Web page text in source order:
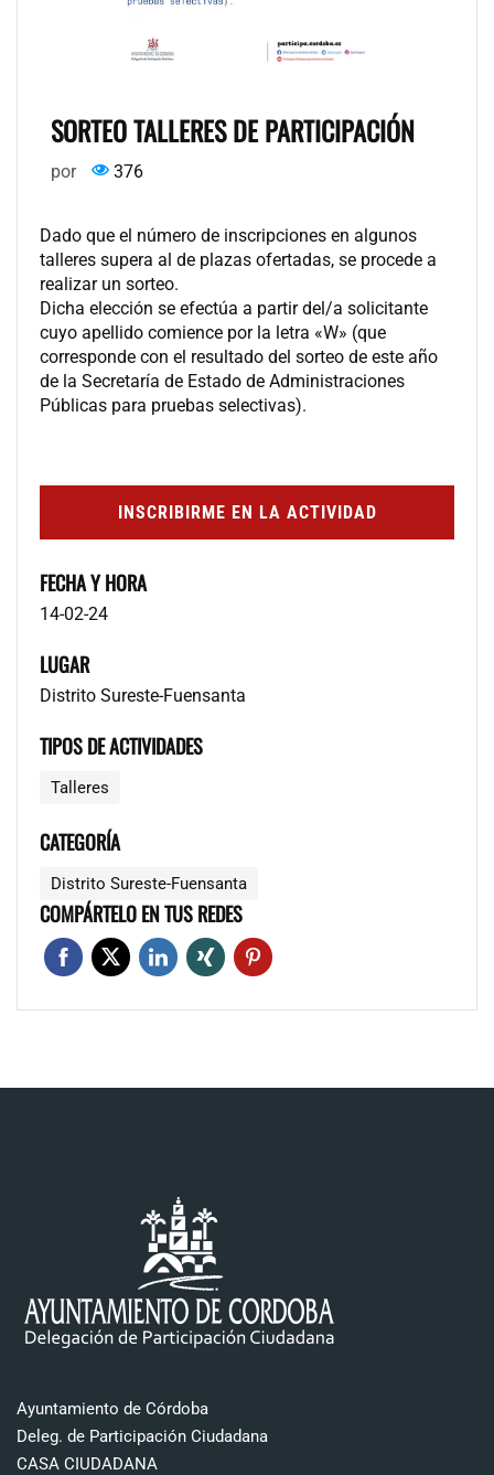
SORTEO TALLERES DE PARTICIPACIÓN
por 376
Dado que el número de inscripciones en algunos
talleres supera al de plazas ofertadas, se procede a
realizar un sorteo.
Dicha elección se efectúa a partir del/a solicitante
cuyo apellido comience por la letra «W» (que
corresponde con el resultado del sorteo de este año
de la Secretaría de Estado de Administraciones
Públicas para pruebas selectivas).
INSCRIBIRME EN LA ACTIVIDAD
FECHA Y HORA
14-02-24
LUGAR
Distrito Sureste-Fuensanta
TIPOS DE ACTIVIDADES
Talleres
CATEGORÍA
Distrito Sureste-Fuensanta
COMPÁRTELO EN TUS REDES
Ayuntamiento de Córdoba
Deleg. de Participación Ciudadana
CASA CIUDADANA